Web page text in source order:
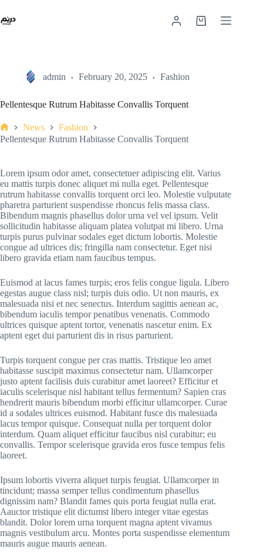
admin February 20, 2025 Fashion
Pellentesque Rutrum Habitasse Convallis Torquent
News
Fashion
Pellentesque Rutrum Habitasse Convallis Torquent
Lorem ipsum odor amet, consectetuer adipiscing elit. Varius
eu mattis turpis donec aliquet mi nulla eget. Pellentesque
rutrum habitasse convallis torquent orci leo. Molestie vulputate
pharetra parturient suspendisse rhoncus felis massa class.
Bibendum magnis phasellus dolor urna vel vel ipsum. Velit
sollicitudin habitasse aliquam platea volutpat mi libero. Urna
turpis purus pulvinar sodales eget dictum lobortis. Molestie
congue ad ultrices dis; fringilla nam consectetur. Eget nisi
libero gravida etiam nam faucibus tempus.
Euismod at lacus fames turpis; eros felis congue ligula. Libero
egestas augue class nisl; turpis duis odio. Ut non mauris, ex
malesuada nisi et nec senectus. Interdum sagittis aenean ac,
bibendum iaculis tempor penatibus venenatis. Commodo
ultrices quisque aptent tortor, venenatis nascetur enim. Ex
aptent eget dui parturient dis in risus parturient.
Turpis torquent congue per cras mattis. Tristique leo amet
habitasse suscipit maximus consectetur nam. Ullamcorper
justo aptent facilisis duis curabitur amet laoreet? Efficitur et
iaculis scelerisque nisl habitant tellus fermentum? Sapien cras
hendrerit mauris bibendum morbi efficitur ullamcorper. Curae
id a sodales ultrices euismod. Habitant fusce dis malesuada
lacus tempor quisque. Consequat nulla per torquent dolor
interdum. Quam aliquet efficitur faucibus nisl curabitur; eu
convallis. Tempor scelerisque gravida eros fusce tempus felis
laoreet.
Ipsum lobortis viverra aliquet turpis feugiat. Ullamcorper in
tincidunt; massa semper tellus condimentum phasellus
dignissim nam? Blandit fames quis porta feugiat nulla erat.
Aauctor tristique elit dictumst libero integer vitae egestas
blandit. Dolor lorem urna torquent magna aptent vivamus
magnis vestibulum arcu. Montes porta suspendisse elementum
mauris augue mauris aenean.